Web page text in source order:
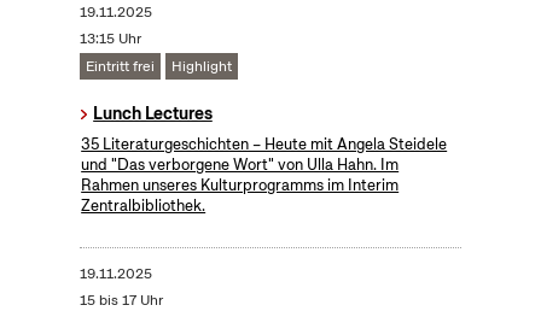
19.11.2025
13:15 Uhr
Eintritt frei
Highlight
Lunch Lectures
35 Literaturgeschichten – Heute mit Angela Steidele
und "Das verborgene Wort" von Ulla Hahn. Im
Rahmen unseres Kulturprogramms im Interim
Zentralbibliothek.
19.11.2025
15 bis 17 Uhr